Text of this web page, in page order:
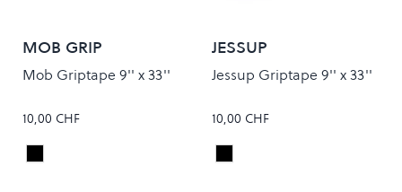
MOB GRIP
Mob Griptape 9'' x 33''
10,00 CHF
Colour
Black
JESSUP
Jessup Griptape 9'' x 33''
10,00 CHF
Colour
Black